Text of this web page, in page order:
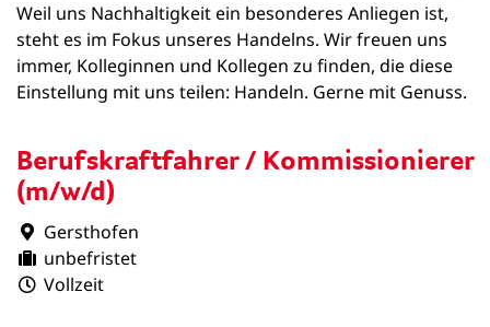
Berufskraftfahrer / Kommissionierer
(m/w/d)
Gersthofen
unbefristet
Vollzeit
Weil uns Nachhaltigkeit ein besonderes Anliegen ist,
steht es im Fokus unseres Handelns. Wir freuen uns
immer, Kolleginnen und Kollegen zu finden, die diese
Einstellung mit uns teilen: Handeln. Gerne mit Genuss.